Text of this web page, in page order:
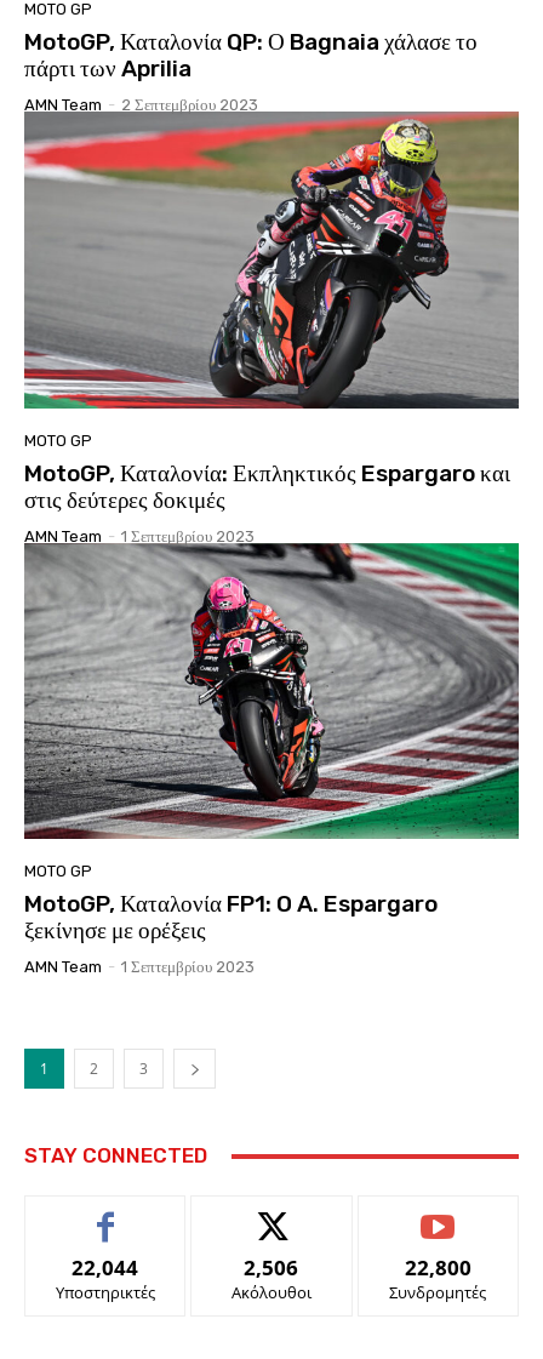
MOTO GP
MotoGP, Καταλονία QP: Ο Bagnaia χάλασε το
πάρτι των Aprilia
AMN Team - 2 Σεπτεμβρίου 2023
MOTO GP
MotoGP, Καταλονία: Εκπληκτικός Espargaro και
στις δεύτερες δοκιμές
AMN Team - 1 Σεπτεμβρίου 2023
MOTO GP
MotoGP, Καταλονία FP1: O A. Espargaro
ξεκίνησε με ορέξεις
AMN Team - 1 Σεπτεμβρίου 2023
1 2 3
STAY CONNECTED
22,044
Υποστηρικτές
2,506
Ακόλουθοι
22,800
Συνδρομητές